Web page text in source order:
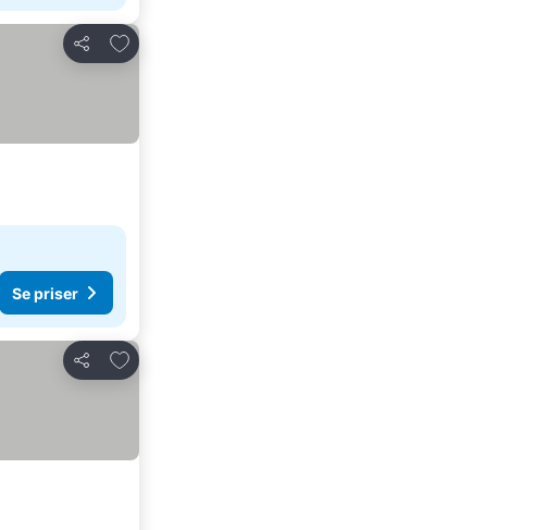
Del
Føj til favoritter
Se priser
Del
Føj til favoritter